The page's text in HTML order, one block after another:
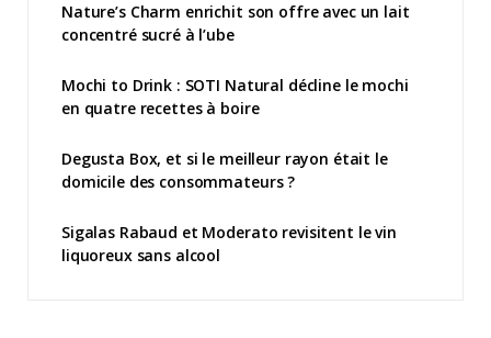
Nature’s Charm enrichit son offre avec un lait
concentré sucré à l’ube
Mochi to Drink : SOTI Natural décline le mochi
en quatre recettes à boire
Degusta Box, et si le meilleur rayon était le
domicile des consommateurs ?
Sigalas Rabaud et Moderato revisitent le vin
liquoreux sans alcool